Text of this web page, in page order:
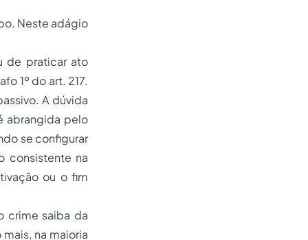
Neste adágio
de praticar ato
1º do art. 217.
A dúvida
abrangida pelo
se configurar
consistente na
ou o fim
crime saiba da
na maioria